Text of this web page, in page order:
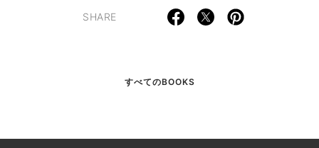
SHARE
すべてのBOOKS